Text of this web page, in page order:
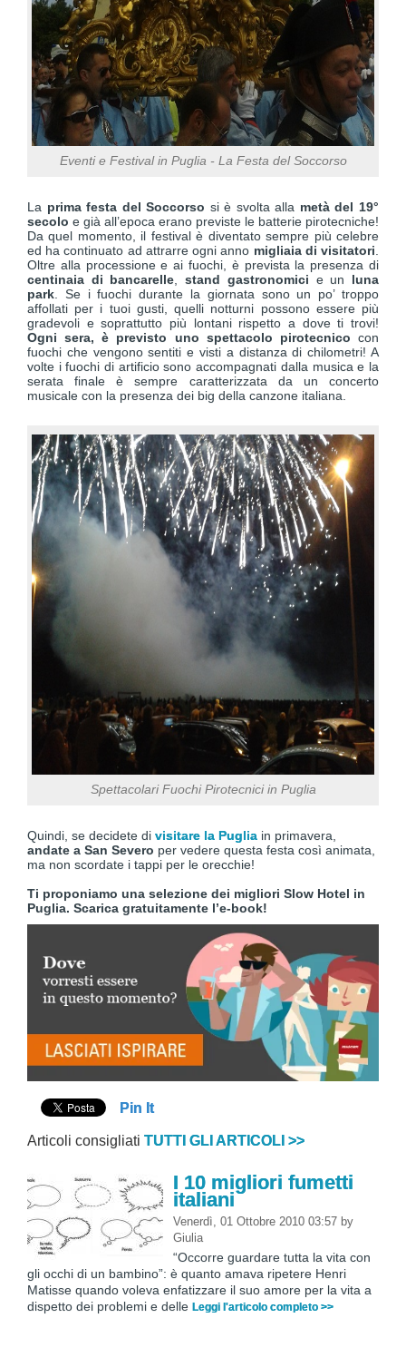
Eventi e Festival in Puglia - La Festa del Soccorso
La prima festa del Soccorso si è svolta alla metà del 19°
secolo e già all’epoca erano previste le batterie pirotecniche!
Da quel momento, il festival è diventato sempre più celebre
ed ha continuato ad attrarre ogni anno migliaia di visitatori.
Oltre alla processione e ai fuochi, è prevista la presenza di
centinaia di bancarelle,stand gastronomici e un luna
park. Se i fuochi durante la giornata sono un po’ troppo
affollati per i tuoi gusti, quelli notturni possono essere più
gradevoli e soprattutto più lontani rispetto a dove ti trovi!
Ogni sera, è previsto uno spettacolo pirotecnico con
fuochi che vengono sentiti e visti a distanza di chilometri! A
volte i fuochi di artificio sono accompagnati dalla musica e la
serata finale è sempre caratterizzata da un concerto
musicale con la presenza dei big della canzone italiana.
Spettacolari Fuochi Pirotecnici in Puglia
Quindi, se decidete di visitare la Puglia in primavera,
andate a San Severo per vedere questa festa così animata,
ma non scordate i tappi per le orecchie!
Ti proponiamo una selezione dei migliori Slow Hotel in
Puglia. Scarica gratuitamente l’e-book!
Pin It
Articoli consigliati TUTTI GLI ARTICOLI >>
I 10 migliori fumetti
italiani
Venerdì, 01 Ottobre 2010 03:57 by
Giulia
“Occorre guardare tutta la vita con
gli occhi di un bambino”: è quanto amava ripetere Henri
Matisse quando voleva enfatizzare il suo amore per la vita a
dispetto dei problemi e delle Leggi l'articolo completo >>